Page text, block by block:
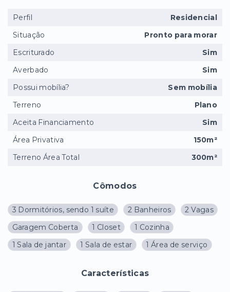
Cômodos
3 Dormitórios, sendo 1 suíte 2 Banheiros
2 Vagas
Garagem Coberta
1 Closet
1 Cozinha
1 Sala de jantar
1 Sala de estar 1 Área de serviço
Características
Perfil
Residencial
Situação
Pronto para morar
Escriturado
Sim
Averbado
Sim
Possui mobília?
Sem mobília
Terreno
Plano
Aceita Financiamento
Sim
Área Privativa
150m²
Terreno Área Total
300m²